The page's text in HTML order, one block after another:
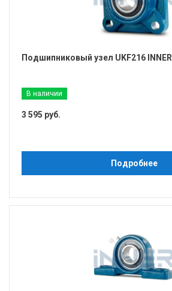
Подшипниковый узел UKF216 INNER
В наличии
3 595 руб.
Подробнее